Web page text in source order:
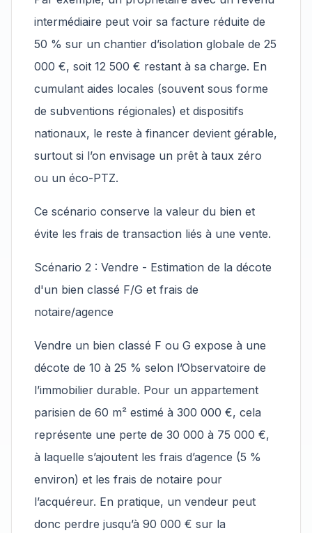
intermédiaire peut voir sa facture réduite de
50 % sur un chantier d’isolation globale de 25
000 €, soit 12 500 € restant à sa charge. En
cumulant aides locales (souvent sous forme
de subventions régionales) et dispositifs
nationaux, le reste à financer devient gérable,
surtout si l’on envisage un prêt à taux zéro
ou un éco-PTZ.
Ce scénario conserve la valeur du bien et
évite les frais de transaction liés à une vente.
Scénario 2 : Vendre - Estimation de la décote
d'un bien classé F/G et frais de
notaire/agence
Vendre un bien classé F ou G expose à une
décote de 10 à 25 % selon l’Observatoire de
l’immobilier durable. Pour un appartement
parisien de 60 m² estimé à 300 000 €, cela
représente une perte de 30 000 à 75 000 €,
à laquelle s’ajoutent les frais d’agence (5 %
environ) et les frais de notaire pour
l’acquéreur. En pratique, un vendeur peut
donc perdre jusqu’à 90 000 € sur la